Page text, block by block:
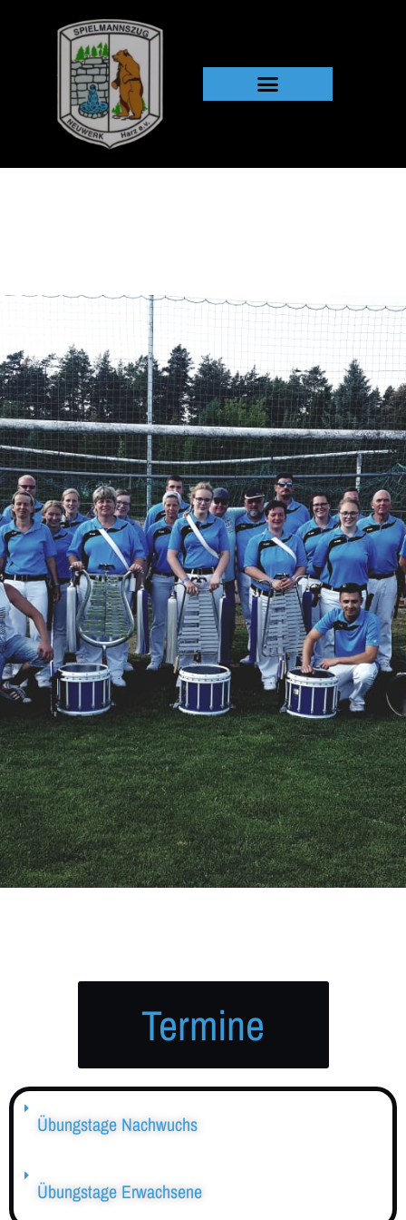
Termine
Übungstage Nachwuchs
Übungstage Erwachsene